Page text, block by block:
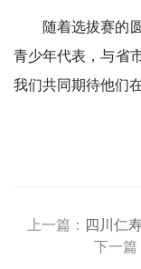
随着选拔赛的
青少年代表，与省
我们共同期待他们
上一篇： 四川仁
下一篇